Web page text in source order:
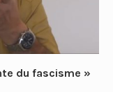
du fascisme »